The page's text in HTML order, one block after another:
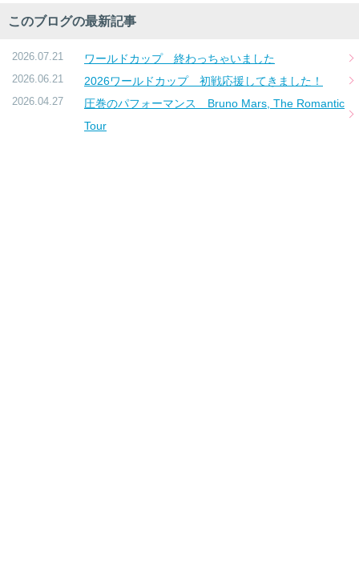
このブログの最新記事
2026.07.21 ワールドカップ 終わっちゃいました
2026.06.21 2026ワールドカップ 初戦応援してきました！
2026.04.27
圧巻のパフォーマンス Bruno Mars, The Romantic
Tour